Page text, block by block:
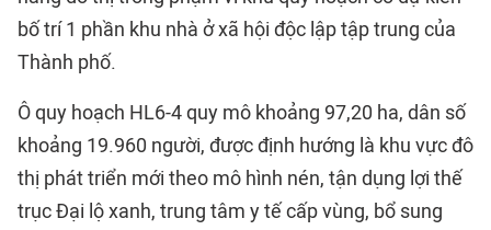
bố trí 1 phần khu nhà ở xã hội độc lập tập trung của
Thành phố.
Ô quy hoạch HL6-4 quy mô khoảng 97,20 ha, dân số
khoảng 19.960 người, được định hướng là khu vực đô
thị phát triển mới theo mô hình nén, tận dụng lợi thế
trục Đại lộ xanh, trung tâm y tế cấp vùng, bổ sung